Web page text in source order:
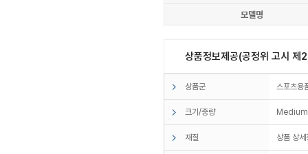
모델명
상품정보제공(공정위 고시
상품군 스포츠용
크기/중량
재질 상품 상